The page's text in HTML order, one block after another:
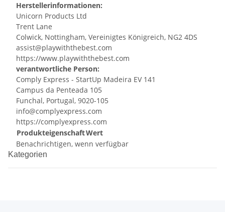
Herstellerinformationen:
Unicorn Products Ltd
Trent Lane
Colwick, Nottingham, Vereinigtes Königreich, NG2 4DS
assist@playwiththebest.com
https://www.playwiththebest.com
verantwortliche Person:
Comply Express - StartUp Madeira EV 141
Campus da Penteada 105
Funchal, Portugal, 9020-105
info@complyexpress.com
https://complyexpress.com
ProdukteigenschaftWert
Benachrichtigen, wenn verfügbar
Kategorien